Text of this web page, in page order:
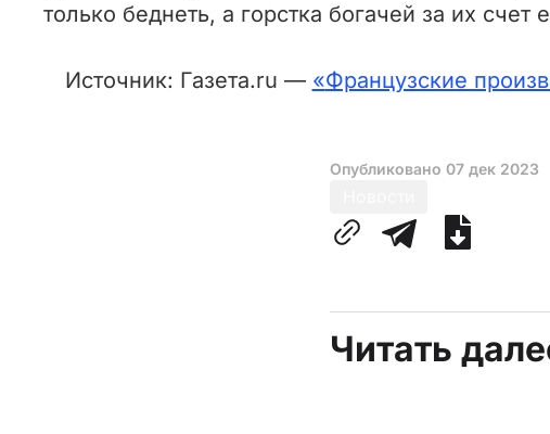
только беднеть, а горстка богачей за их счет
Источник: Газета.ru — «Французские
Опубликовано 07 дек 2023
Читать